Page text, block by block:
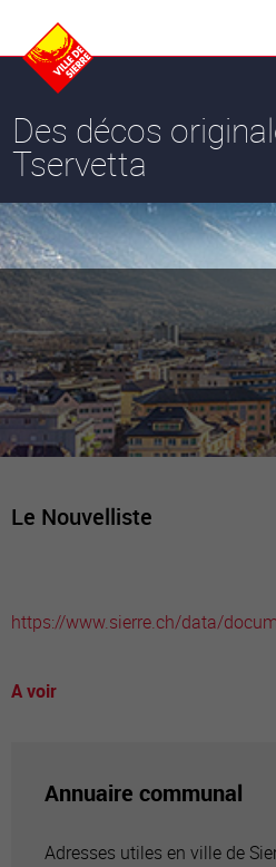
Des décos
Tservetta
Le Nouvelliste
https://www.sierre.ch/data/
A voir
Annuaire communal
Adresses utiles en ville de